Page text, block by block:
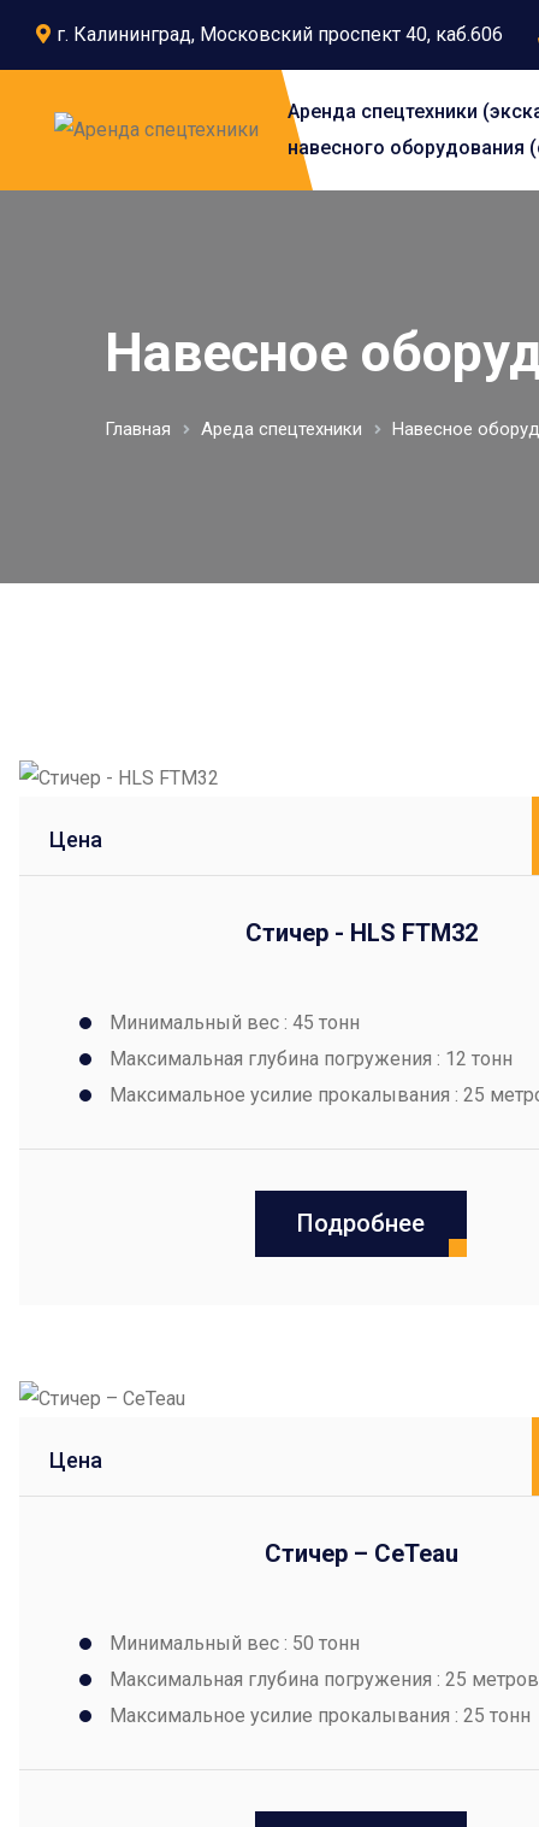
г. Калининград, Московский проспект 40, каб.606
Аренда спецтехники
навесного оборудования
Навесное
Главная Ареда спецтехники Навесное
Цена
Стичер - HLS FTM32
Минимальный вес : 45 тонн
Максимальная глубина погружения : 12 тонн
Максимальное усилие прокалывания : 25
Подробнее
Цена
Стичер – CeTeau
Минимальный вес : 50 тонн
Максимальная глубина погружения : 25 метров
Максимальное усилие прокалывания : 25 тонн